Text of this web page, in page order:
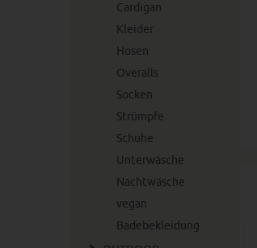
Cardigan
Kleider
Hosen
Overalls
Socken
Strümpfe
Schuhe
Unterwäsche
Nachtwäsche
vegan
Badebekleidung